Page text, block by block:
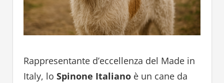
Rappresentante d’eccellenza del Made in
Italy, lo Spinone Italianoè un cane da